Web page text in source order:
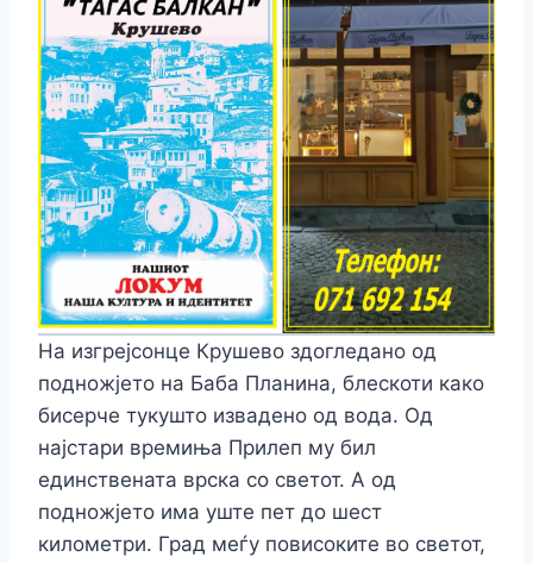
На изгрејсонце Крушево здогледано од
подножјето на Баба Планина, блескоти како
бисерче тукушто извадено од вода. Од
најстари времиња Прилеп му бил
единствената врска со светот. А од
подножјето има уште пет до шест
километри. Град меѓу повисоките во светот,